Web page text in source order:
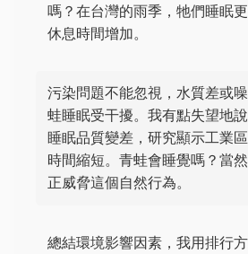
嗎？在台灣的雨季，牠們睡眠
休息時間增加。
污染問題不能忽視，水質差或
蛙睡眠受干擾。我有點失望地
睡眠品質變差，研究顯示工業
時間縮短。青蛙會睡覺嗎？當
正威脅這個自然行為。
總結環境影響因素，我用排行